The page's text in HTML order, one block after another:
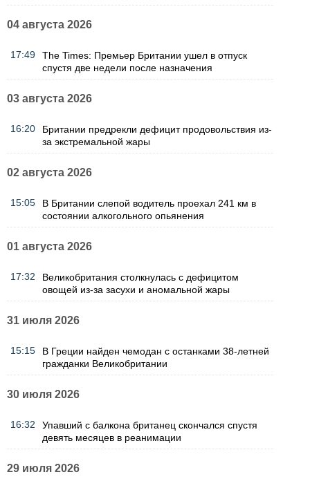
04 августа 2026
17:49
The Times: Премьер Британии ушел в отпуск
спустя две недели после назначения
03 августа 2026
16:20
Британии предрекли дефицит продовольствия из-
за экстремальной жары
02 августа 2026
15:05
В Британии слепой водитель проехал 241 км в
состоянии алкогольного опьянения
01 августа 2026
17:32
Великобритания столкнулась с дефицитом
овощей из-за засухи и аномальной жары
31 июля 2026
15:15
В Греции найден чемодан с останками 38-летней
гражданки Великобритании
30 июля 2026
16:32
Упавший с балкона британец скончался спустя
девять месяцев в реанимации
29 июля 2026